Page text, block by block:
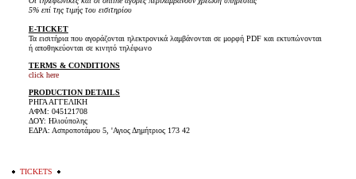
5% επί της τιμής του εισιτηρίου
E-TICKET
Τα εισιτήρια που αγοράζονται ηλεκτρονικά λαμβάνονται σε μορφή PDF και εκτυπώνονται
ή αποθηκεύονται σε κινητό τηλέφωνο
TERMS & CONDITIONS
click here
PRODUCTION DETAILS
ΡΗΓΑ ΑΓΓΕΛΙΚΗ
ΑΦΜ: 045121708
ΔΟΥ: Ηλιούπολης
ΕΔΡΑ: Ασπροποτάμου 5, 'Αγιος Δημήτριος 173 42
TICKETS